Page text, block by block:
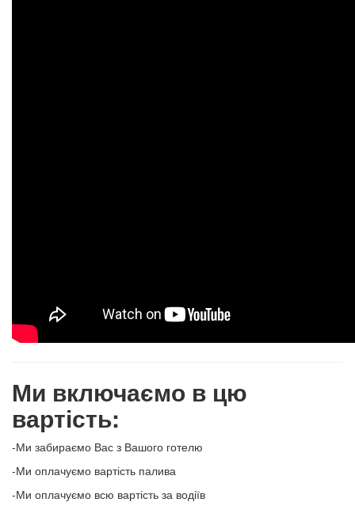
Ми включаємо в цю
вартість:
-Ми забираємо Вас з Вашого готелю
-Ми оплачуємо вартість палива
-Ми оплачуємо всю вартість за водіїв